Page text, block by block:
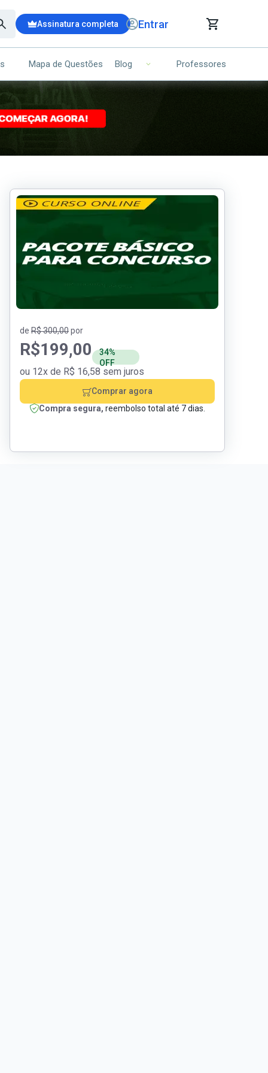
Assinatura completa Entrar
DE COMPRAS
(00)
Ops!
Seu carrinho ainda está vazio.
Mapa de Questões Blog Professores
de R$ 300,00por
R$199,00
34%
OFF
ou 12x de R$ 16,58 sem juros
Comprar agora
Compra segura, reembolso total até 7 dias.
Martins - Banrisul